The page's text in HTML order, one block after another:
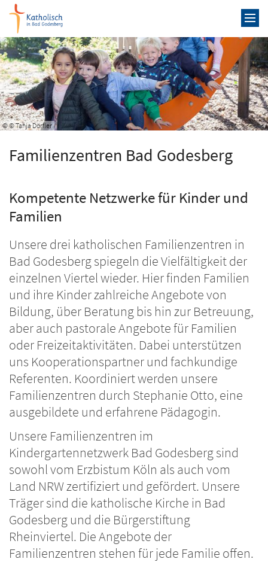
Zum Inhalt springen
© © Tanja Dörfler
Familienzentren Bad Godesberg
Kompetente Netzwerke für Kinder und
Familien
Unsere drei katholischen Familienzentren in
Bad Godesberg spiegeln die Vielfältigkeit der
einzelnen Viertel wieder. Hier finden Familien
und ihre Kinder zahlreiche Angebote von
Bildung, über Beratung bis hin zur Betreuung,
aber auch pastorale Angebote für Familien
oder Freizeitaktivitäten. Dabei unterstützen
uns Kooperationspartner und fachkundige
Referenten. Koordiniert werden unsere
Familienzentren durch Stephanie Otto, eine
ausgebildete und erfahrene Pädagogin.
Unsere Familienzentren im
Kindergartennetzwerk Bad Godesberg sind
sowohl vom Erzbistum Köln als auch vom
Land NRW zertifiziert und gefördert. Unsere
Träger sind die katholische Kirche in Bad
Godesberg und die Bürgerstiftung
Rheinviertel. Die Angebote der
Familienzentren stehen für jede Familie offen.